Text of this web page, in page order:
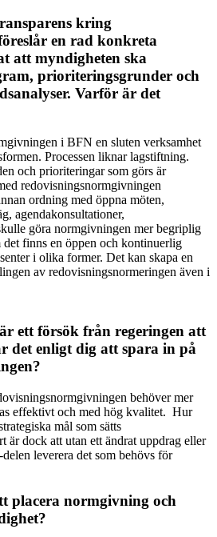
kring
en rad konkreta
att myndigheten ska
prioriteringsgrunder och
Varför är det
i BFN en sluten verksamhet
Processen liknar lagstiftning.
och prioriteringar som görs är
redovisningsnormgivningen
ordning med öppna möten,
agendakonsultationer,
göra normgivningen mer begriplig
det finns en öppen och kontinuerlig
i olika former. Det kan skapa en
av redovisningsnormeringen även i
ett försök från regeringen att
det enligt dig att spara in på
behöver mer
effektivt och med hög kvalitet. Hur
mål som sätts
är dock att utan ett ändrat uppdrag eller
leverera det som behövs för
placera normgivning och